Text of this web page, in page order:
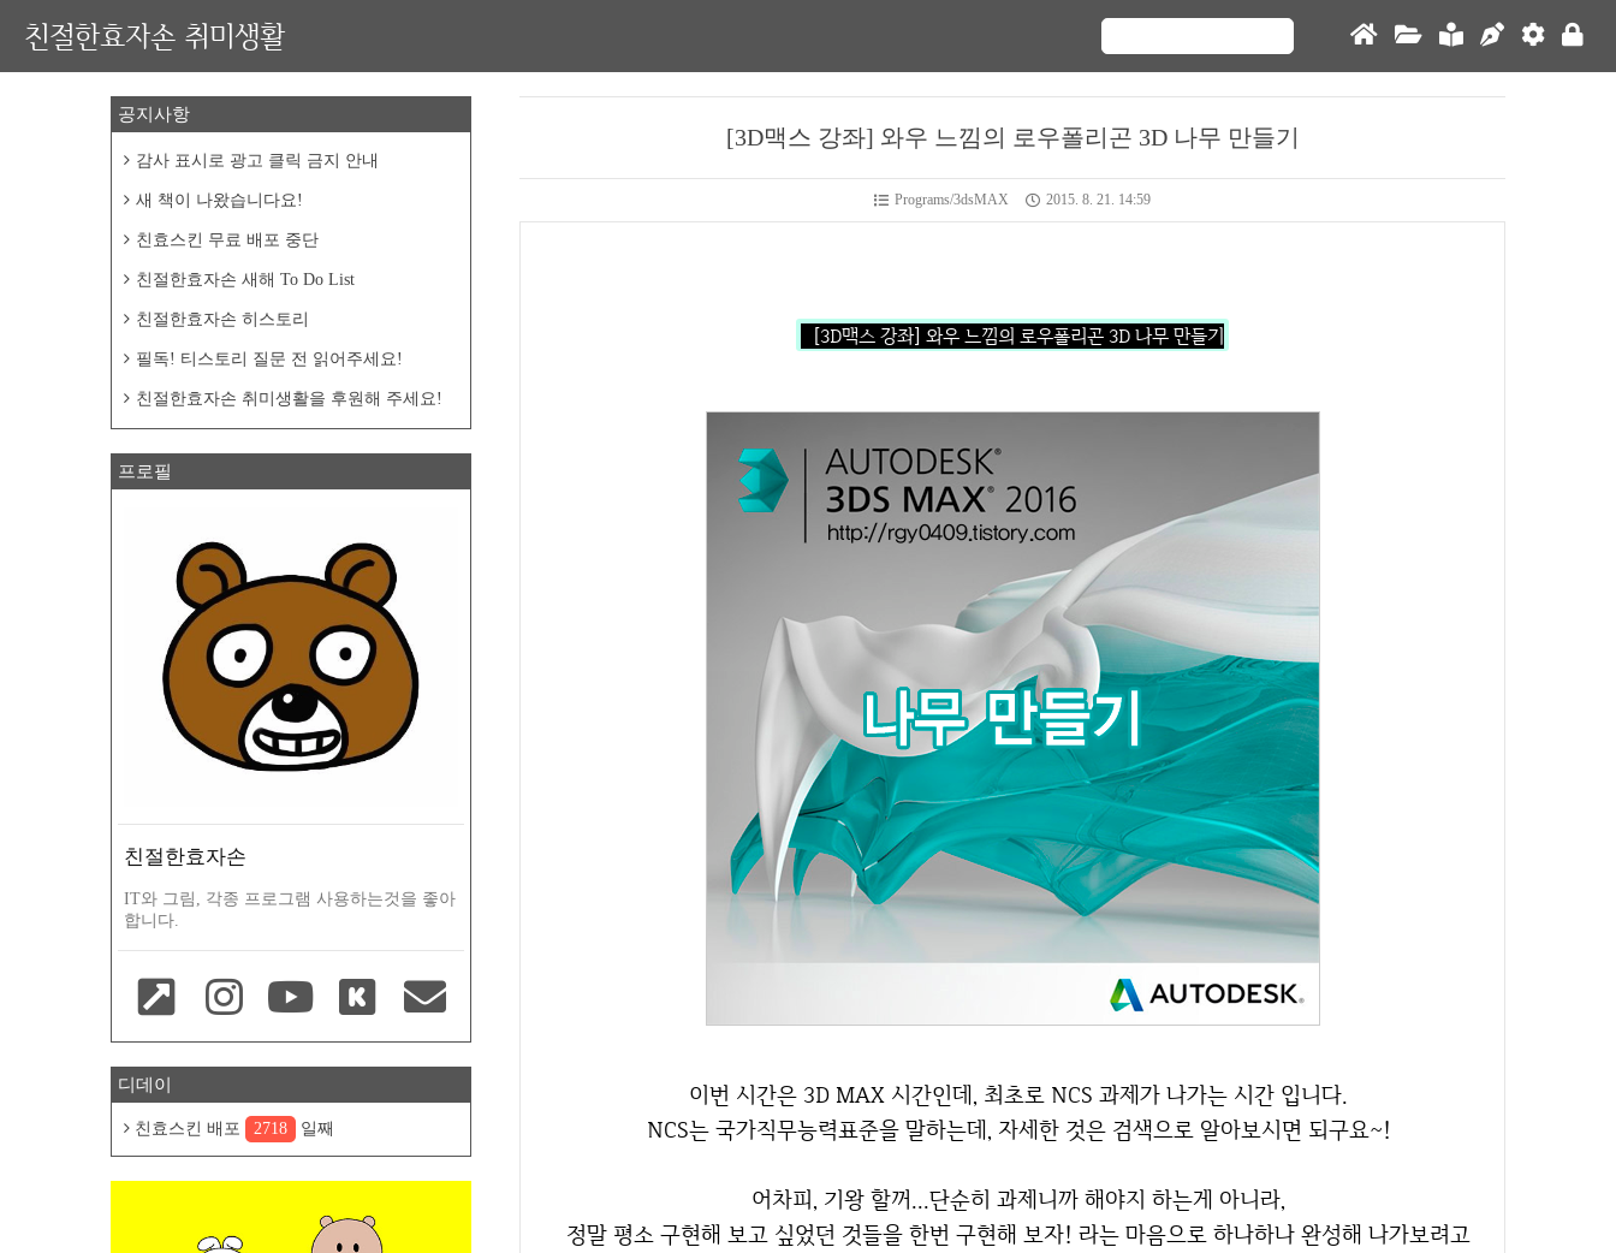
친절한효자손 취미생활
[3D맥스 강좌] 와우 느낌의 로우폴리곤 3D 나무 만들기
Programs/3dsMAX 2015. 8. 21. 14:59
[3D맥스 강좌] 와우 느낌의 로우폴리곤 3D 나무 만들기
이번 시간은 3D MAX 시간인데, 최초로 NCS 과제가 나가는 시간 입니다.
NCS는 국가직무능력표준을 말하는데, 자세한 것은 검색으로 알아보시면 되구요~!
어차피, 기왕 할꺼...단순히 과제니까 해야지 하는게 아니라,
정말 평소 구현해 보고 싶었던 것들을 한번 구현해 보자! 라는 마음으로 하나하나 완성해 나가보려고
공지사항
감사 표시로 광고 클릭 금지 안내
새 책이 나왔습니다요!
친효스킨 무료 배포 중단
친절한효자손 새해 To Do List
친절한효자손 히스토리
필독! 티스토리 질문 전 읽어주세요!
친절한효자손 취미생활을 후원해 주세요!
프로필
친절한효자손
IT와 그림, 각종 프로그램 사용하는것을 좋아
합니다.
디데이
친효스킨 배포 2718 일째